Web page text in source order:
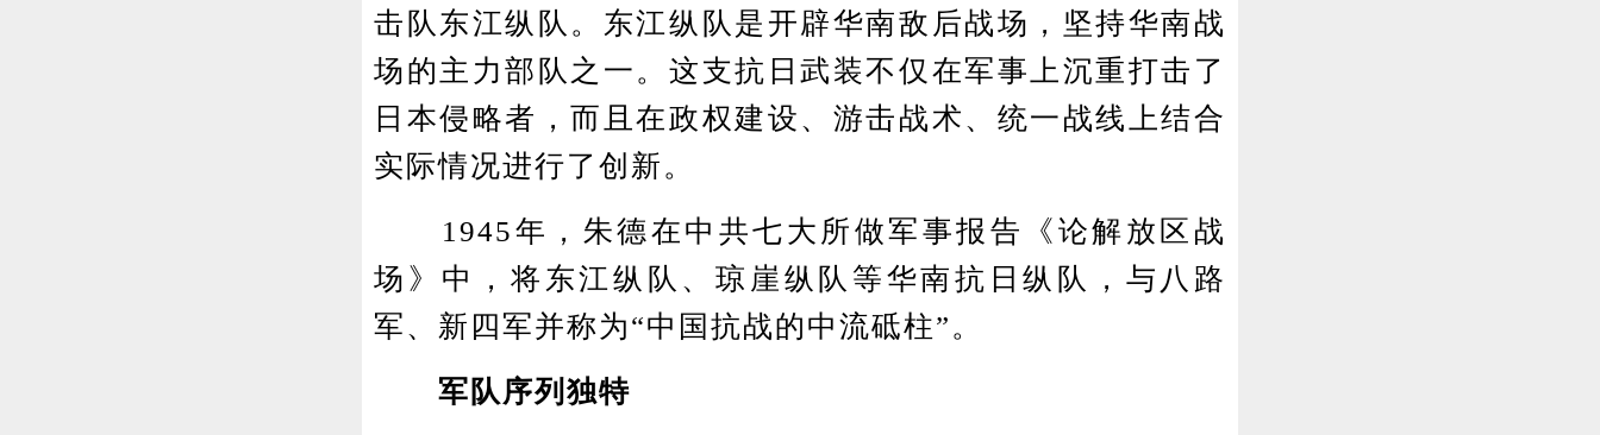
击队东江纵队。东江纵队是开辟华南敌后战场，坚持华南战
场的主力部队之一。这支抗日武装不仅在军事上沉重打击了
日本侵略者，而且在政权建设、游击战术、统一战线上结合
实际情况进行了创新。
1945年，朱德在中共七大所做军事报告《论解放区战
场》中，将东江纵队、琼崖纵队等华南抗日纵队，与八路
军、新四军并称为“中国抗战的中流砥柱”。
军队序列独特